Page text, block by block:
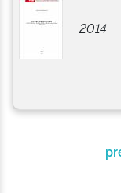
2014